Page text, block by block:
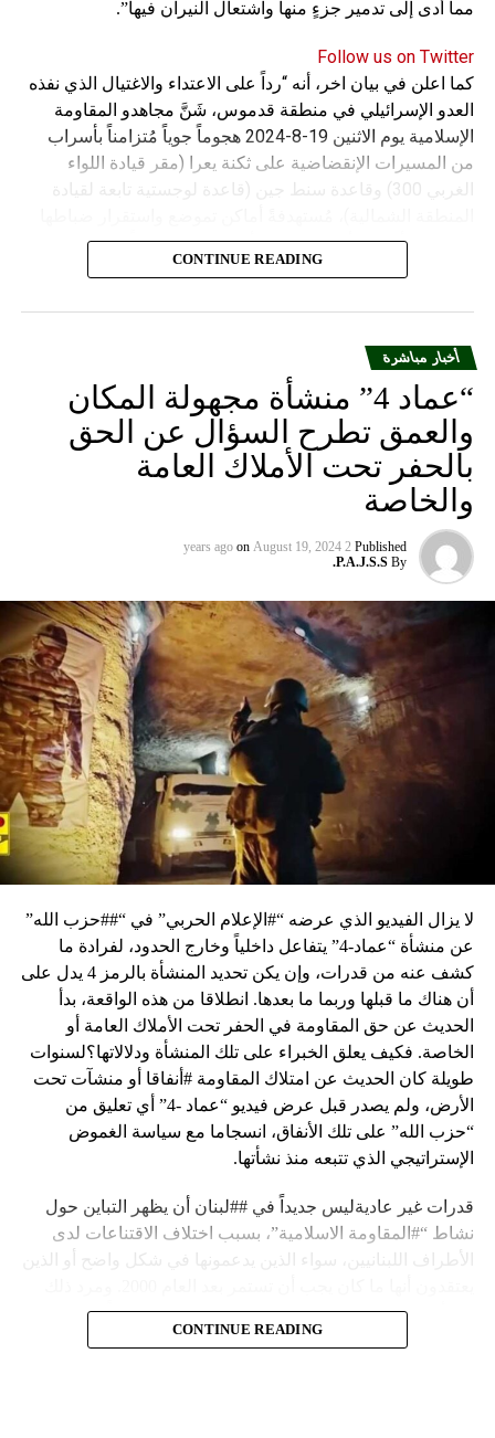
RELATED TOPICS:
UP
وضع الإصبع على الجرح و«دوامة» الحكومة
DON'T MISS
أخبار وأسرار لبنانية
مما أدى إلى تدمير جزءٍ منها واشتعال النيران فيها”.
Follow us on Twitter
كما اعلن في بيان اخر، أنه “رداً على الاعتداء والاغتيال الذي نفذه
العدو الإسرائيلي في منطقة قدموس، شَنَّ مجاهدو المقاومة
الإسلامية يوم الاثنين 19-8-2024 هجوماً جوياً مُتزامناً بأسراب
من المسيرات الإنقضاضية على ثكنة يعرا (مقر قيادة اللواء
الغربي 300) وقاعدة سنط جين (قاعدة لوجستية تابعة لقيادة
وجنودها وأصابت أهدافها بدقة وأوقعت فيهم عدداً من القتلى
CONTINUE READING
أخبار مباشرة
“عماد 4” منشأة مجهولة المكان
والعمق تطرح السؤال عن الحق
بالحفر تحت الأملاك العامة
والخاصة
Published
2 years ago
on August 19, 2024
By
P.A.J.S.S.
لا يزال الفيديو الذي عرضه “#الإعلام الحربي” في “##حزب الله”
عن منشأة “عماد-4” يتفاعل داخلياً وخارج الحدود، لفرادة ما
كشف عنه من قدرات، وإن يكن تحديد المنشأة بالرمز 4 يدل على
أن هناك ما قبلها وربما ما بعدها. انطلاقا من هذه الواقعة، بدأ
الحديث عن حق المقاومة في الحفر تحت الأملاك العامة أو
الخاصة. فكيف يعلق الخبراء على تلك المنشأة ودلالاتها؟لسنوات
طويلة كان الحديث عن امتلاك المقاومة #أنفاقا أو منشآت تحت
الأرض، ولم يصدر قبل عرض فيديو “عماد -4” أي تعليق من
“حزب الله” على تلك الأنفاق، انسجاما مع سياسة الغموض
الإستراتيجي الذي تتبعه منذ نشأتها.
قدرات غير عاديةليس جديداً في ##لبنان أن يظهر التباين حول
نشاط “#المقاومة الاسلامية”، بسبب اختلاف الاقتناعات لدى
الأطراف اللبنانيين، سواء الذين يدعمونها في شكل واضح أو الذين
إلى أن المقاومة ضد الاحتلال الإسرائيلي لم تكن يوماً محط
إجماع داخلي، وإن كانت القوى اللبنانية المؤمنة بالصراع ضد
CONTINUE READING